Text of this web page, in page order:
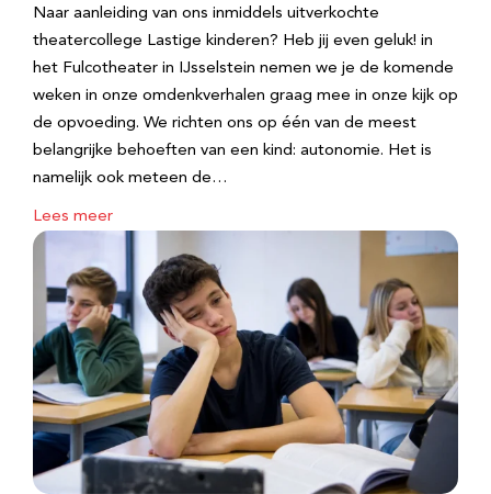
Naar aanleiding van ons inmiddels uitverkochte
theatercollege Lastige kinderen? Heb jij even geluk! in
het Fulcotheater in IJsselstein nemen we je de komende
weken in onze omdenkverhalen graag mee in onze kijk op
de opvoeding. We richten ons op één van de meest
belangrijke behoeften van een kind: autonomie. Het is
namelijk ook meteen de…
Lees meer